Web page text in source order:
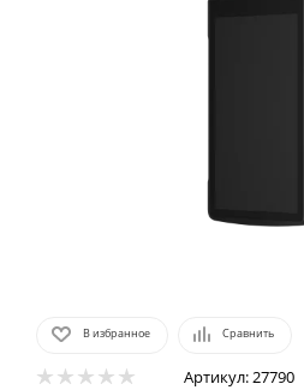
В избранное Сравнить
Артикул:27790